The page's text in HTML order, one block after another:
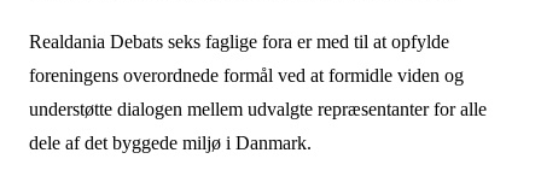
Realdania Debats seks faglige fora er med til at opfylde
foreningens overordnede formål ved at formidle viden og
understøtte dialogen mellem udvalgte repræsentanter for alle
dele af det byggede miljø i Danmark.